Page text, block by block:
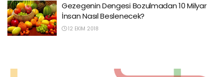
Gezegenin Dengesi Bozulmadan 10 Milyar
İnsan Nasıl Beslenecek?
12 EKIM 2018